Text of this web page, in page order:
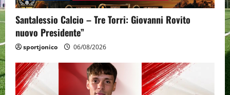
Santalessio Calcio – Tre Torri: Giovanni Rovito
nuovo Presidente”
sportjonico 06/08/2026